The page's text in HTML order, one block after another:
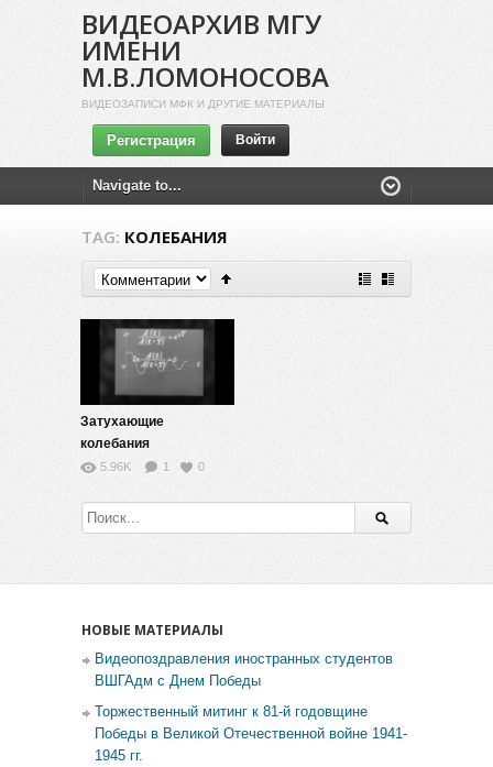
ВИДЕОАРХИВ МГУ
ИМЕНИ
М.В.ЛОМОНОСОВА
ВИДЕОЗАПИСИ МФК И ДРУГИЕ МАТЕРИАЛЫ
Регистрация Войти
TAG: КОЛЕБАНИЯ
Затухающие
колебания
5.96K 1 0
НОВЫЕ МАТЕРИАЛЫ
Видеопоздравления иностранных студентов
ВШГАдм с Днем Победы
Торжественный митинг к 81-й годовщине
Победы в Великой Отечественной войне 1941-
1945 гг.